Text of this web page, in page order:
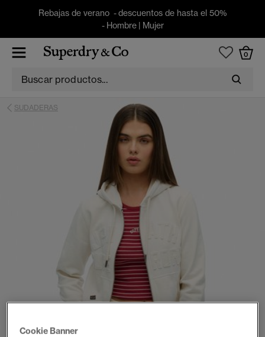
Rebajas de verano - descuentos de hasta el 50%
- Hombre| Mujer
0
SUDADERAS
Cookie Banner